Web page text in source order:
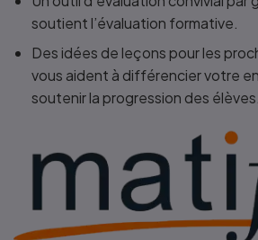
soutient l’évaluation formative.
Des idées de leçons pour les
vous aident à différencier votre
soutenir la progression des élèves.